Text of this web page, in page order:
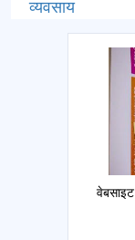
व्यवसाय
वेबसाइट